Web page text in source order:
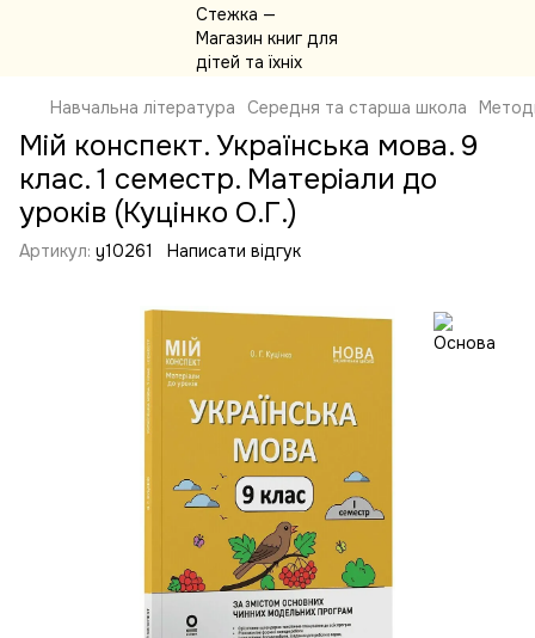
Навчальна література Середня та старша школа
Мій конспект. Українська мова. 9
клас. 1 семестр. Матеріали до
уроків (Куцінко О.Г.)
Артикул: y10261 Написати відгук